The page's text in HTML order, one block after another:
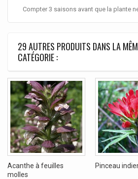
Compter 3 saisons avant que la plante
29 AUTRES PRODUITS DANS LA
CATÉGORIE :
Acanthe à feuilles
molles
Pinceau